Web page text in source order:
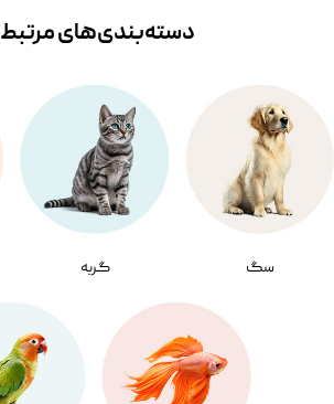
سگ گربه
دسته‌بندی‌‌های مرتبط